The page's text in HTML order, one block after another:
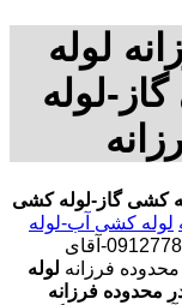
لوله
لوله
کشی گاز-لوله کشی
لوله کشی آب-لوله
09127783292-آقای
فرزانه لوله
محدوده فرزانه